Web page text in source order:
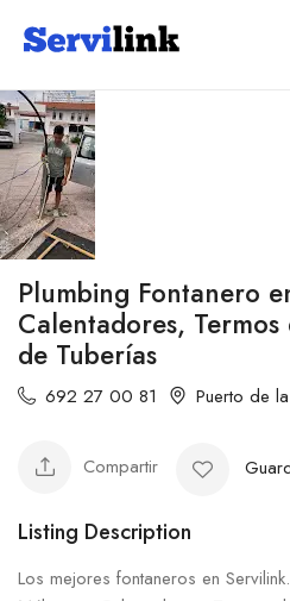
Plumbing Fontanero
Calentadores,
de Tuberías
692 27 00 81 Puerto de
Compartir
Listing Description
Los mejores fontaneros en